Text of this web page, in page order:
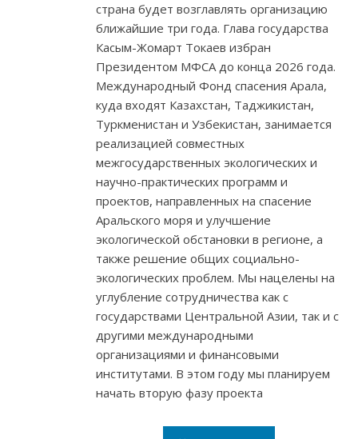
страна будет возглавлять организацию
ближайшие три года. Глава государства
Касым-Жомарт Токаев избран
Президентом МФСА до конца 2026 года.
Международный Фонд спасения Арала,
куда входят Казахстан, Таджикистан,
Туркменистан и Узбекистан, занимается
реализацией совместных
межгосударственных экологических и
научно-практических программ и
проектов, направленных на спасение
Аральского моря и улучшение
экологической обстановки в регионе, а
также решение общих социально-
экологических проблем. Мы нацелены на
углубление сотрудничества как с
государствами Центральной Азии, так и с
другими международными
организациями и финансовыми
институтами. В этом году мы планируем
начать вторую фазу проекта